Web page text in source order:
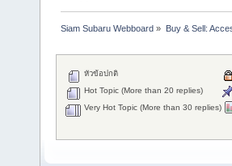
Siam Subaru Webboard » Buy & Sell:
หัวข้อปกติ
Hot Topic (More than 20 replies)
Very Hot Topic (More than 30 replies)